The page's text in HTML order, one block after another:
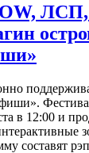
ЛСП,
в 12:00 и
составят